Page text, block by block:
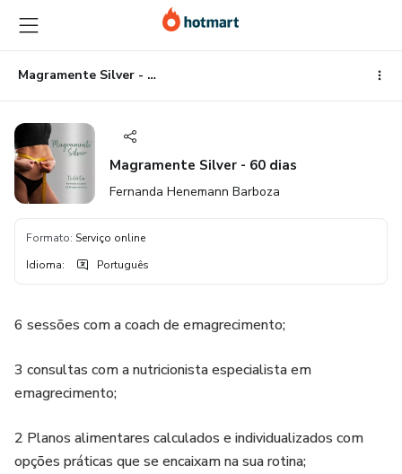
para
o
conteúdo
principal
para
o
pagamento
para
o
rodapé
Magramente Silver - 60 dias
Magramente Silver - 60 dias
Fernanda Henemann Barboza
Formato: Serviço online
Idioma: Português
6 sessões com a coach de emagrecimento;
3 consultas com a nutricionista especialista em
emagrecimento;
2 Planos alimentares calculados e individualizados com
opções práticas que se encaixam na sua rotina;